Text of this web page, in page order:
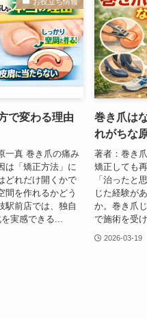
で変わる理由
真 巻き爪の痛み
は「矯正方法」に
どれだけ開くかで
間を作れるかどう
駅前店では、独自
実感できる...
巻き爪は
れがちな
著者：巻き
矯正しても
「治ったと
じた経験が
か。巻き爪
で施術を受
2026-03-19